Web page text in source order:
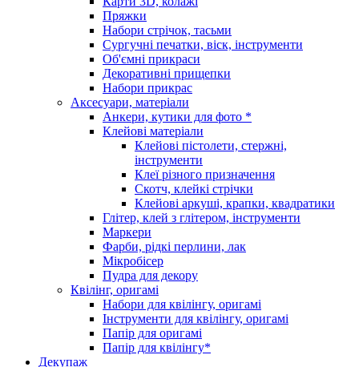
Пряжки
Набори стрічок, тасьми
Сургучні печатки, віск, інструменти
Об'ємні прикраси
Декоративні прищепки
Набори прикрас
Аксесуари, матеріали
Анкери, кутики для фото *
Клейові матеріали
Клейові пістолети, стержні,
інструменти
Клеї різного призначення
Скотч, клейкі стрічки
Клейові аркуші, крапки, квадратики
Глітер, клей з глітером, інструменти
Маркери
Фарби, рідкі перлини, лак
Мікробісер
Пудра для декору
Квілінг, оригамі
Набори для квілінгу, оригамі
Інструменти для квілінгу, оригамі
Папір для оригамі
Папір для квілінгу*
Декупаж